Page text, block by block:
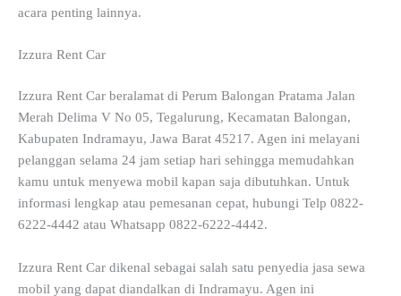
acara penting lainnya.
Izzura Rent Car
Izzura Rent Car beralamat di Perum Balongan Pratama Jalan
Merah Delima V No 05, Tegalurung, Kecamatan Balongan,
Kabupaten Indramayu, Jawa Barat 45217. Agen ini melayani
pelanggan selama 24 jam setiap hari sehingga memudahkan
kamu untuk menyewa mobil kapan saja dibutuhkan. Untuk
informasi lengkap atau pemesanan cepat, hubungi Telp 0822-
6222-4442 atau Whatsapp 0822-6222-4442.
Izzura Rent Car dikenal sebagai salah satu penyedia jasa sewa
mobil yang dapat diandalkan di Indramayu. Agen ini